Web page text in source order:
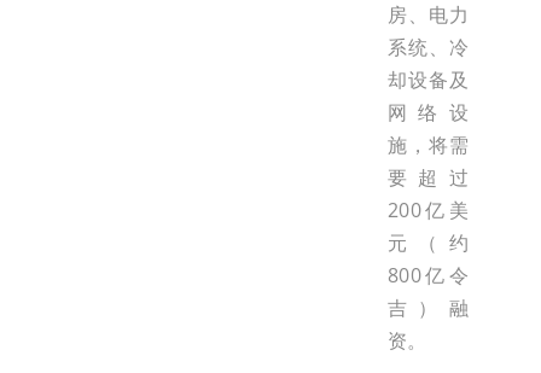
房、电力
系统、冷
却设备及
网络设
施，将需
要超过
200亿美
元（约
800亿令
吉）融
资。